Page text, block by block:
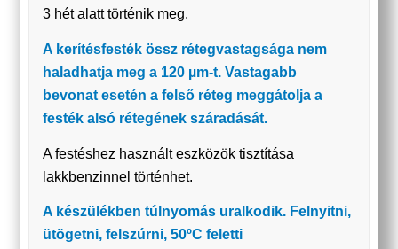
3 hét alatt történik meg.
A kerítésfesték össz rétegvastagsága nem
haladhatja meg a 120 µm-t. Vastagabb
bevonat esetén a felső réteg meggátolja a
festék alsó rétegének száradását.
A festéshez használt eszközök tisztítása
lakkbenzinnel történhet.
A készülékben túlnyomás uralkodik. Felnyitni,
ütögetni, felszúrni, 50ºC feletti